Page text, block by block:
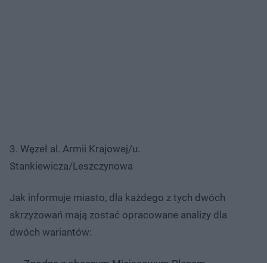
3. Węzeł al. Armii Krajowej/u.
Stankiewicza/Leszczynowa
Jak informuje miasto, dla każdego z tych dwóch
skrzyżowań mają zostać opracowane analizy dla
dwóch wariantów: